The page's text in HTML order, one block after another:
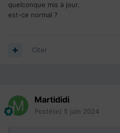
quelconque mis à jour.
est-ce normal ?
Citer
Martididi
Posté(e) 5 juin 2024